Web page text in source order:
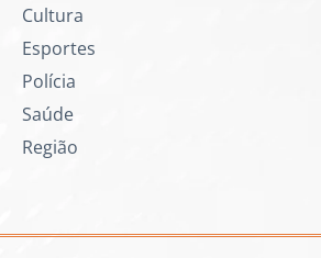
Cultura
Esportes
Polícia
Saúde
Região